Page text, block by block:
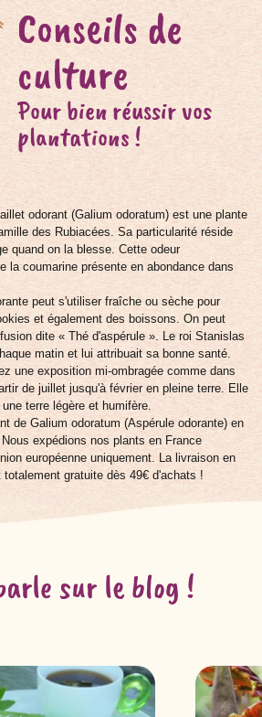
Conseils de
culture
Pour bien réussir vos
plantations !
odorant (Galium odoratum) est une plante
des Rubiacées. Sa particularité réside
quand on la blesse. Cette odeur
la coumarine présente en abondance dans
peut s'utiliser fraîche ou sèche pour
et également des boissons. On peut
dite « Thé d'aspérule ». Le roi Stanislas
matin et lui attribuait sa bonne santé.
une exposition mi-ombragée comme dans
de juillet jusqu'à février en pleine terre. Elle
terre légère et humifère.
de Galium odoratum (Aspérule odorante) en
expédions nos plants en France
européenne uniquement. La livraison en
totalement gratuite dès 49€ d'achats !
sur le blog !